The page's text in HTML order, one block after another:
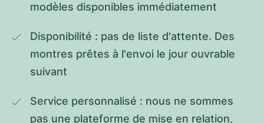
modèles disponibles immédiatement
Disponibilité : pas de liste d'attente. Des
montres prêtes à l'envoi le jour ouvrable
suivant
Service personnalisé : nous ne sommes
pas une plateforme de mise en relation,